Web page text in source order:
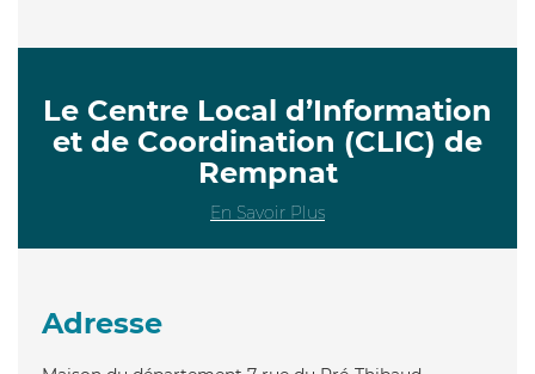
Le Centre Local d’Information
et de Coordination (CLIC) de
Rempnat
En Savoir Plus
Adresse